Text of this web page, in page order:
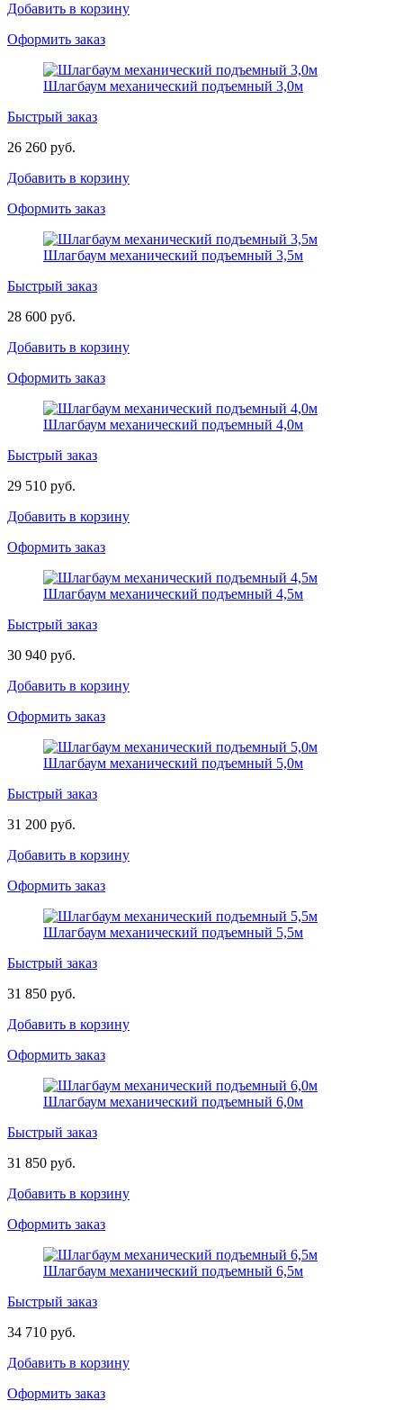
Добавить в корзину
Оформить заказ
Шлагбаум механический подъемный 3,0м
Быстрый заказ
26 260 руб.
Добавить в корзину
Оформить заказ
Шлагбаум механический подъемный 3,5м
Быстрый заказ
28 600 руб.
Добавить в корзину
Оформить заказ
Шлагбаум механический подъемный 4,0м
Быстрый заказ
29 510 руб.
Добавить в корзину
Оформить заказ
Шлагбаум механический подъемный 4,5м
Быстрый заказ
30 940 руб.
Добавить в корзину
Оформить заказ
Шлагбаум механический подъемный 5,0м
Быстрый заказ
31 200 руб.
Добавить в корзину
Оформить заказ
Шлагбаум механический подъемный 5,5м
Быстрый заказ
31 850 руб.
Добавить в корзину
Оформить заказ
Шлагбаум механический подъемный 6,0м
Быстрый заказ
31 850 руб.
Добавить в корзину
Оформить заказ
Шлагбаум механический подъемный 6,5м
Быстрый заказ
34 710 руб.
Добавить в корзину
Оформить заказ